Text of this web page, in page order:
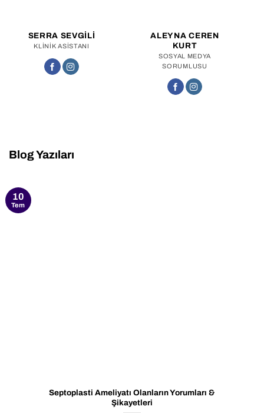
SERRA SEVGILI
KLINIK ASISTANI
ALEYNA CEREN
KURT
SOSYAL MEDYA
SORUMLUSU
Blog Yazıları
Septoplasti Ameliyatı Olanların Yorumları &
Şikayetleri
10
Tem